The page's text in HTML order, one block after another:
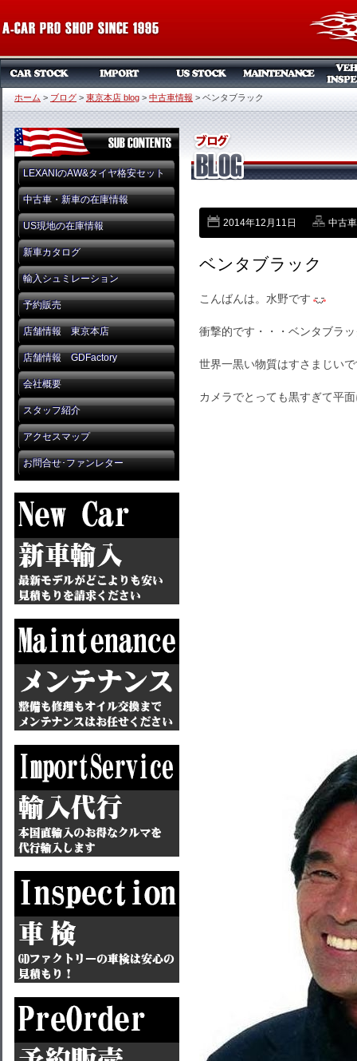
ホーム > ブログ > 東京本店 blog > 中古車情報 > ベンタブラック
LEXANIのAW&タイヤ格安セット
中古車・新車の在庫情報
US現地の在庫情報
新車カタログ
輸入シュミレーション
予約販売
店舗情報 東京本店
店舗情報 GDFactory
会社概要
スタッフ紹介
アクセスマップ
お問合せ･ファンレター
2014年12月11日 中古
ベンタブラック
こんばんは。水野です
衝撃的です・・・ベンタブラ
世界一黒い物質はすさまじい
カメラでとっても黒すぎて平